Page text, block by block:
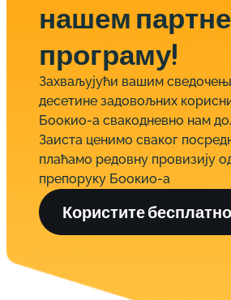
нашем
програму!
Захваљујући вашим
десетине задовољних
Боокио-а свакодневно нам
Заиста ценимо сваког
плаћамо редовну провизију
препоруку Боокио-а
Користите бесплатно